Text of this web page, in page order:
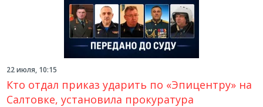
22 июля, 10:15
Кто отдал приказ ударить по «Эпицентру» на
Салтовке, установила прокуратура